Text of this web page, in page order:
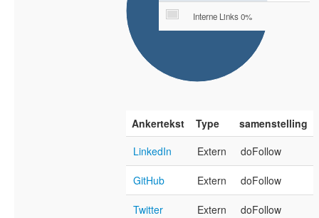
Interne Links 0%
Ankertekst Type
samenstelling
LinkedIn
Extern doFollow
GitHub Extern doFollow
Twitter Extern doFollow